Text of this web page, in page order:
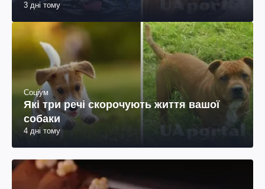
3 дні тому
Соціум
Які три речі скорочують життя вашої
собаки
4 дні тому